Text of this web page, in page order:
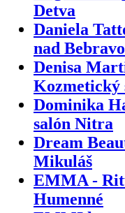
Detva
Daniela
nad
Denisa
Kozmetický
Dominika
salón Nitra
Dream
Mikuláš
EMMA -
Humenné